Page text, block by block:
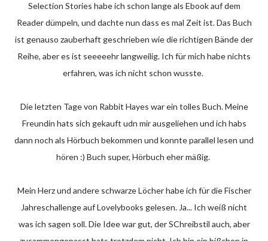
Selection Stories habe ich schon lange als Ebook auf dem
Reader dümpeln, und dachte nun dass es mal Zeit ist. Das Buch
ist genauso zauberhaft geschrieben wie die richtigen Bände der
Reihe, aber es ist seeeeehr langweilig. Ich für mich habe nichts
erfahren, was ich nicht schon wusste.
Die letzten Tage von Rabbit Hayes war ein tolles Buch. Meine
Freundin hats sich gekauft udn mir ausgeliehen und ich habs
dann noch als Hörbuch bekommen und konnte parallel lesen und
hören :) Buch super, Hörbuch eher mäßig.
Mein Herz und andere schwarze Löcher habe ich für die Fischer
Jahreschallenge auf Lovelybooks gelesen. Ja... Ich weiß nicht
was ich sagen soll. Die Idee war gut, der SChreibstil auch, aber